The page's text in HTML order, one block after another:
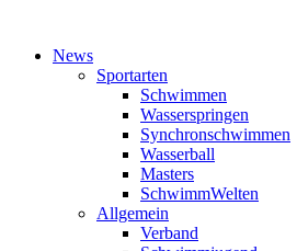
News
Sportarten
Schwimmen
Wasserspringen
Synchronschwimmen
Wasserball
Masters
SchwimmWelten
Allgemein
Verband